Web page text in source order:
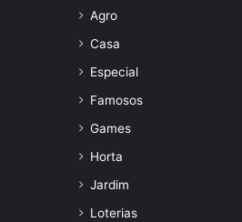
Agro
Casa
Especial
Famosos
Games
Horta
Jardim
Loterias